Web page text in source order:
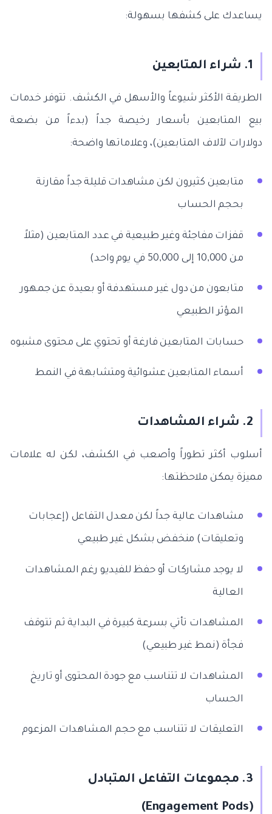
يساعدك على كشفها بسهولة:
1. شراء المتابعين
الطريقة الأكثر شيوعاً والأسهل في الكشف. تتوفر خدمات
بيع المتابعين بأسعار رخيصة جداً (بدءاً من بضعة
دولارات لآلاف المتابعين)، وعلاماتها واضحة:
متابعين كثيرون لكن مشاهدات قليلة جداً مقارنة
بحجم الحساب
قفزات مفاجئة وغير طبيعية في عدد المتابعين (مثلاً
من 10,000 إلى 50,000 في يوم واحد)
متابعون من دول غير مستهدفة أو بعيدة عن جمهور
المؤثر الطبيعي
حسابات المتابعين فارغة أو تحتوي على محتوى مشبوه
أسماء المتابعين عشوائية ومتشابهة في النمط
2. شراء المشاهدات
أسلوب أكثر تطوراً وأصعب في الكشف، لكن له علامات
مميزة يمكن ملاحظتها:
مشاهدات عالية جداً لكن معدل التفاعل (إعجابات
وتعليقات) منخفض بشكل غير طبيعي
لا يوجد مشاركات أو حفظ للفيديو رغم المشاهدات
العالية
المشاهدات تأتي بسرعة كبيرة في البداية ثم تتوقف
فجأة (نمط غير طبيعي)
المشاهدات لا تتناسب مع جودة المحتوى أو تاريخ
الحساب
التعليقات لا تتناسب مع حجم المشاهدات المزعوم
3. مجموعات التفاعل المتبادل
(Engagement Pods)